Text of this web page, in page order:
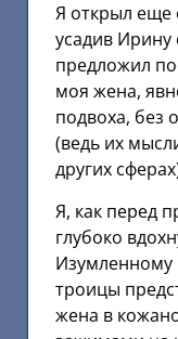
Я открыл еще
усадив Ирину
предложил
моя жена,
подвоха, без
(ведь их
других
Я, как перед
глубоко
Изумленному
троицы
жена в